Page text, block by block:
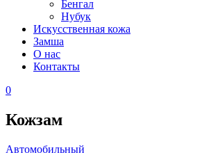
Бенгал
Нубук
Искусственная кожа
Замша
О нас
Контакты
0
Кожзам
Автомобильный